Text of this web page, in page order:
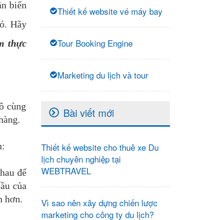
biến
Hãy
thực
cùng
để
của
hơn.
Thiết kế website vé máy bay
Tour Booking Engine
Marketing du lịch và tour
Bài viết mới
Thiết kế website cho thuê xe Du
lịch chuyên nghiệp tại
WEBTRAVEL
Vì sao nên xây dựng chiến lược
marketing cho công ty du lịch?